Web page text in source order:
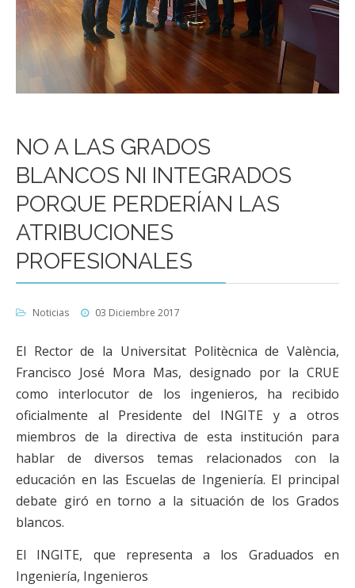
NO A LAS GRADOS
BLANCOS NI INTEGRADOS
PORQUE PERDERÍAN LAS
ATRIBUCIONES
PROFESIONALES
Noticias 03 Diciembre 2017
El Rector de la Universitat Politècnica de València,
Francisco José Mora Mas, designado por la CRUE
como interlocutor de los ingenieros, ha recibido
oficialmente al Presidente del INGITE y a otros
miembros de la directiva de esta institución para
hablar de diversos temas relacionados con la
educación en las Escuelas de Ingeniería. El principal
debate giró en torno a la situación de los Grados
blancos.
El INGITE, que representa a los Graduados en
Ingeniería, Ingenieros